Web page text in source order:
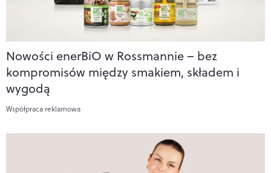
Nowości enerBiO w Rossmannie – bez
kompromisów między smakiem, składem i
wygodą
Współpraca reklamowa